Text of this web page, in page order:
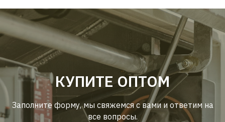
КУПИТЕ ОПТОМ
Заполните форму, мы свяжемся с вами и ответим на
все вопросы.